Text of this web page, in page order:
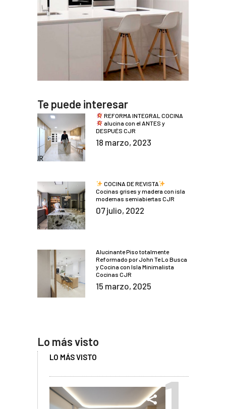
Te puede interesar
REFORMA INTEGRAL COCINA
alucina con el ANTES y
DESPUÉS CJR
18 marzo, 2023
COCINA DE REVISTA
Cocinas grises y madera con isla
modernas semiabiertas CJR
07 julio, 2022
Alucinante Piso totalmente
Reformado por John Te Lo Busca
y Cocina con Isla Minimalista
Cocinas CJR
15 marzo, 2025
Lo más visto
LO MÁS VISTO